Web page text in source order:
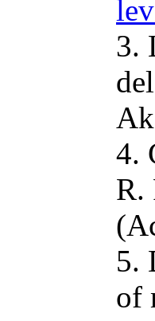
3.
4.
R.
5.
of